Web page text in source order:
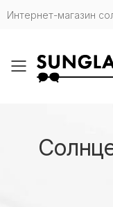
Интернет-магазин
Toggle